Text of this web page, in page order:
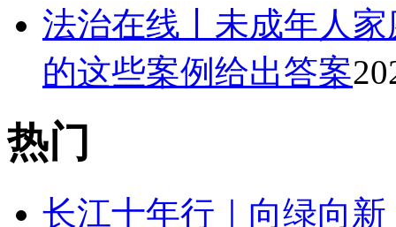
法治在线丨未成年人
的这些案例给出答案
热门
长江十年行｜向绿向